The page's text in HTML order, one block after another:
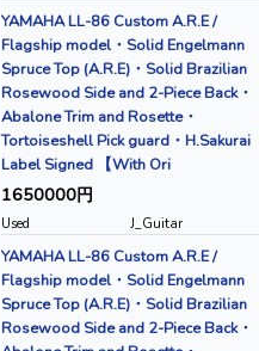
YAMAHA LL-86 Custom A.R.E /
Flagship model・Solid Engelmann
Spruce Top (A.R.E)・Solid Brazilian
Rosewood Side and 2-Piece Back・
Abalone Trim and Rosette・
Tortoiseshell Pick guard・H.Sakurai
Label Signed 【With Ori
1650000円
Used J_Guitar
YAMAHA LL-86 Custom A.R.E /
Flagship model・Solid Engelmann
Spruce Top (A.R.E)・Solid Brazilian
Rosewood Side and 2-Piece Back・